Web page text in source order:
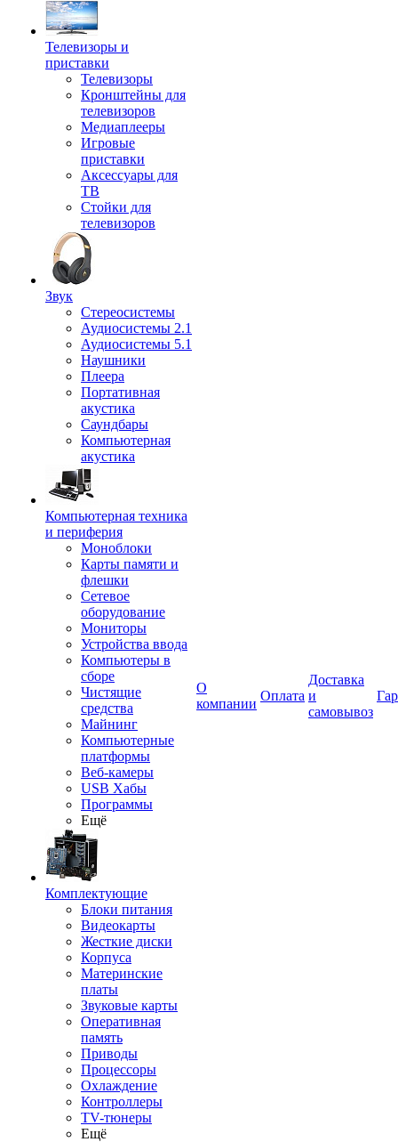
Телевизоры и
приставки
Телевизоры
Кронштейны для
телевизоров
Медиаплееры
Игровые
приставки
Аксессуары для
ТВ
Стойки для
телевизоров
Звук
Стереосистемы
Аудиосистемы 2.1
Аудиосистемы 5.1
Наушники
Плеера
Портативная
акустика
Саундбары
Компьютерная
акустика
Компьютерная техника
и периферия
Моноблоки
Карты памяти и
флешки
Сетевое
оборудование
Мониторы
Устройства ввода
Компьютеры в
сборе
Чистящие
средства
Майнинг
Компьютерные
платформы
Веб-камеры
USB Хабы
Программы
Ещё
Комплектующие
Блоки питания
Видеокарты
Жесткие диски
Корпуса
Материнские
платы
Звуковые карты
Оперативная
память
Приводы
Процессоры
Охлаждение
Контроллеры
TV-тюнеры
Ещё
О
компании
Оплата
Доставка
и
самовывоз